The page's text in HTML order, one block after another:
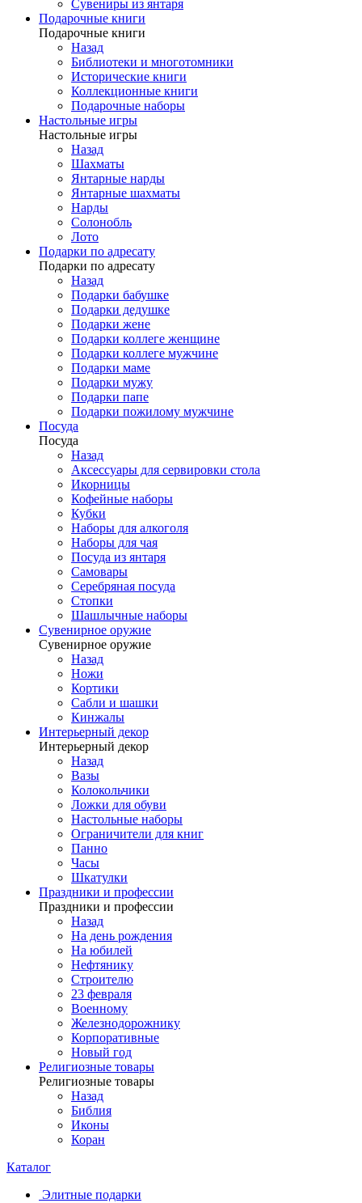
Сувениры из янтаря
Подарочные книги
Подарочные книги
Назад
Библиотеки и многотомники
Исторические книги
Коллекционные книги
Подарочные наборы
Настольные игры
Настольные игры
Назад
Шахматы
Янтарные нарды
Янтарные шахматы
Нарды
Солонобль
Лото
Подарки по адресату
Подарки по адресату
Назад
Подарки бабушке
Подарки дедушке
Подарки жене
Подарки коллеге женщине
Подарки коллеге мужчине
Подарки маме
Подарки мужу
Подарки папе
Подарки пожилому мужчине
Посуда
Посуда
Назад
Аксессуары для сервировки стола
Икорницы
Кофейные наборы
Кубки
Наборы для алкоголя
Наборы для чая
Посуда из янтаря
Самовары
Серебряная посуда
Стопки
Шашлычные наборы
Сувенирное оружие
Сувенирное оружие
Назад
Ножи
Кортики
Сабли и шашки
Кинжалы
Интерьерный декор
Интерьерный декор
Назад
Вазы
Колокольчики
Ложки для обуви
Настольные наборы
Ограничители для книг
Панно
Часы
Шкатулки
Праздники и профессии
Праздники и профессии
Назад
На день рождения
На юбилей
Нефтянику
Строителю
23 февраля
Военному
Железнодорожнику
Корпоративные
Новый год
Религиозные товары
Религиозные товары
Назад
Библия
Иконы
Коран
Каталог
Элитные подарки